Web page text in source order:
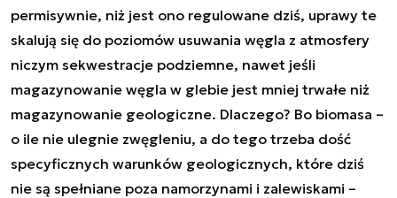
permisywnie, niż jest ono regulowane dziś, uprawy te
skalują się do poziomów usuwania węgla z atmosfery
niczym sekwestracje podziemne, nawet jeśli
magazynowanie węgla w glebie jest mniej trwałe niż
magazynowanie geologiczne. Dlaczego? Bo biomasa –
o ile nie ulegnie zwęgleniu, a do tego trzeba dość
specyficznych warunków geologicznych, które dziś
nie są spełniane poza namorzynami i zalewiskami –